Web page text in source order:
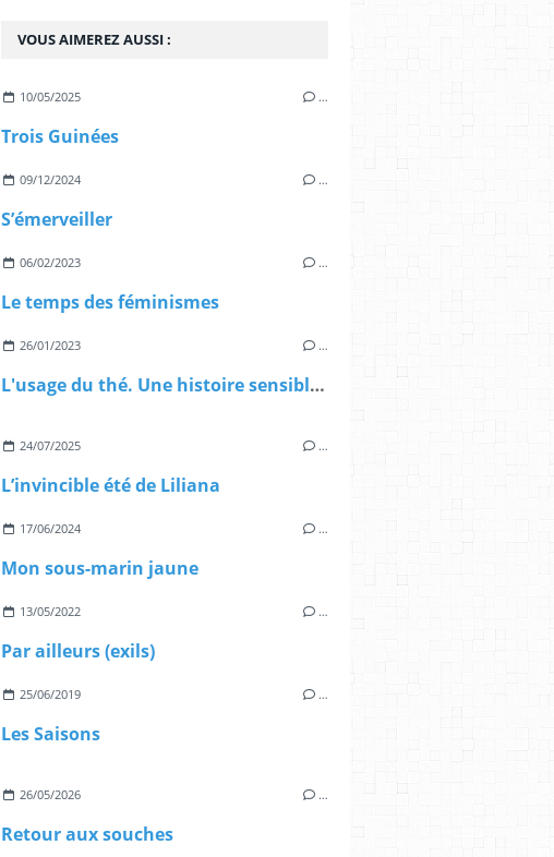
VOUS AIMEREZ AUSSI :
10/05/2025 …
Trois Guinées
09/12/2024 …
S’émerveiller
06/02/2023 …
Le temps des féminismes
26/01/2023 …
L'usage du thé. Une histoire sensible du bout du monde.
24/07/2025 …
L’invincible été de Liliana
17/06/2024 …
Mon sous-marin jaune
13/05/2022 …
Par ailleurs (exils)
25/06/2019 …
Les Saisons
26/05/2026 …
Retour aux souches